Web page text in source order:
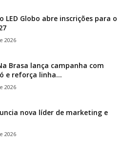
LED Globo abre inscrições para o
2026
Brasa lança campanha com
e reforça linha...
2026
nova líder de marketing e
2026